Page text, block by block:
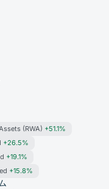
(RWA) +51.1%
+26.5%
+19.1%
+15.8%